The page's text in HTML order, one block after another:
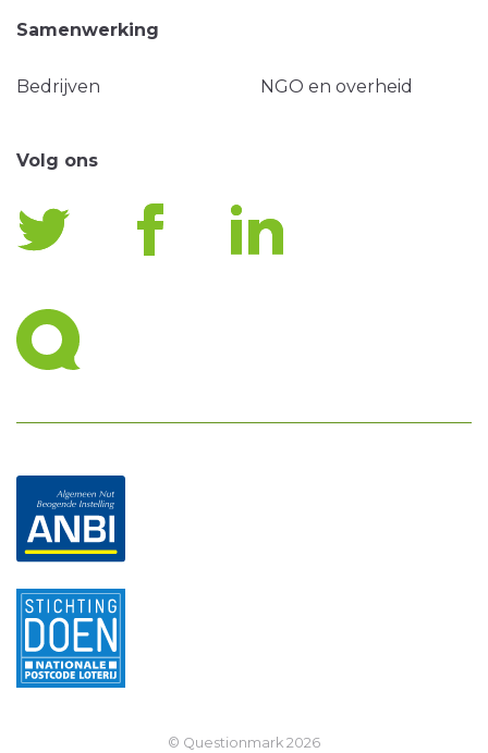
Samenwerking
Bedrijven NGO en overheid
Volg ons
© Questionmark 2026